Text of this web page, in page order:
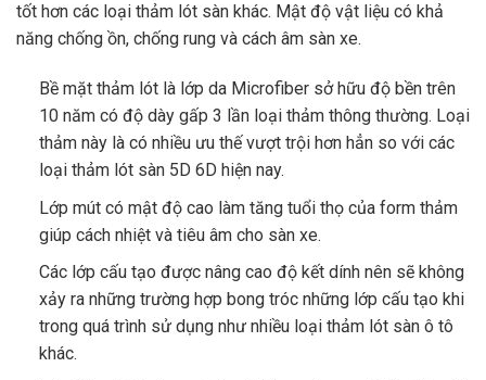
tốt hơn các loại thảm lót sàn khác. Mật độ vật liệu có khả
năng chống ồn, chống rung và cách âm sàn xe.
Bề mặt thảm lót là lớp da Microfiber sở hữu độ bền trên
10 năm có độ dày gấp 3 lần loại thảm thông thường. Loại
thảm này là có nhiều ưu thế vượt trội hơn hẳn so với các
loại thảm lót sàn 5D 6D hiện nay.
Lớp mút có mật độ cao làm tăng tuổi thọ của form thảm
giúp cách nhiệt và tiêu âm cho sàn xe.
Các lớp cấu tạo được nâng cao độ kết dính nên sẽ không
xảy ra những trường hợp bong tróc những lớp cấu tạo khi
trong quá trình sử dụng như nhiều loại thảm lót sàn ô tô
khác.